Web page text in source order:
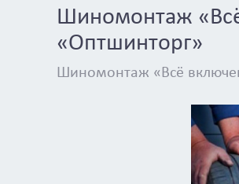
Шиномонтаж
«Оптшинторг»
Шиномонтаж «Всё